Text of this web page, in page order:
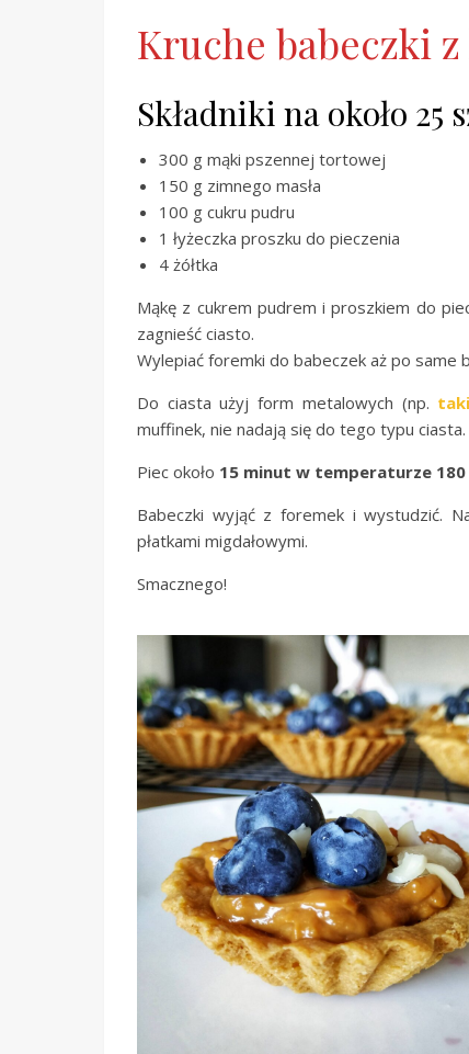
Kruche babeczki
Składniki na około 25
300 g mąki pszennej tortowej
150 g zimnego masła
100 g cukru pudru
1 łyżeczka proszku do pieczenia
4 żółtka
Mąkę z cukrem pudrem i proszkiem do
zagnieść ciasto.
Wylepiać foremki do babeczek aż po same
Do ciasta użyj form metalowych (np.
muffinek, nie nadają się do tego typu ciasta.
Piec około 15 minut w temperaturze
Babeczki wyjąć z foremek i wystudzić.
płatkami migdałowymi.
Smacznego!